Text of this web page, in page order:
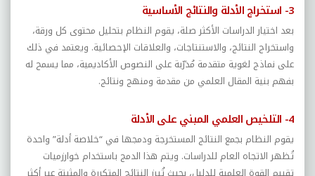
3- استخراج الأدلة والنتائج الأساسية
بعد اختيار الدراسات الأكثر صلة، يقوم النظام بتحليل محتوى كل ورقة،
واستخراج النتائج، والاستنتاجات، والعلاقات الإحصائية. ويعتمد في ذلك
على نماذج لغوية متقدمة مُدرّبة على النصوص الأكاديمية، مما يسمح له
بفهم بنية المقال العلمي من مقدمة ومنهج ونتائج.
4- التلخيص العلمي المبني على الأدلة
يقوم النظام بجمع النتائج المستخرجة ودمجها في “خلاصة أدلة” واحدة
تُظهر الاتجاه العام للدراسات. ويتم هذا الدمج باستخدام خوارزميات